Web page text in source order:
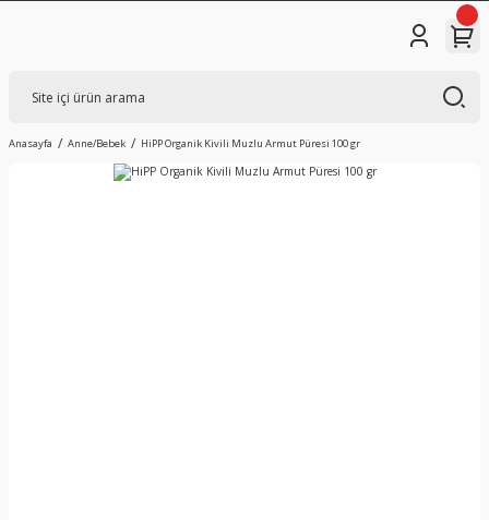
Anasayfa Anne/Bebek HiPP Organik Kivili Muzlu Armut Püresi 100 gr